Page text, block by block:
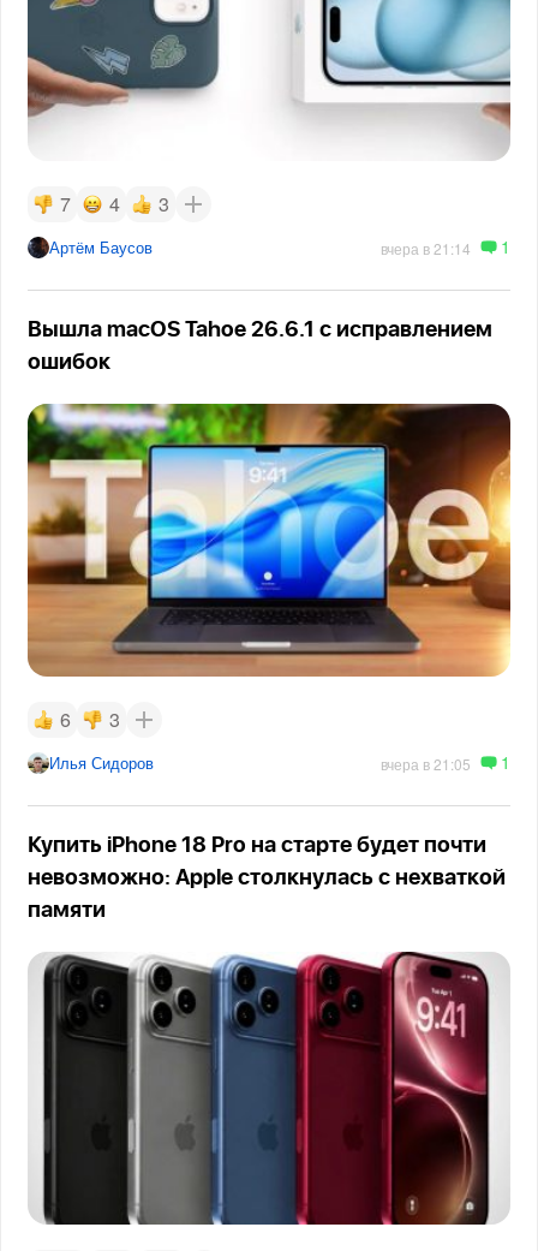
7 4 3
Артём Баусов вчера в 21:14 1
Вышла macOS Tahoe 26.6.1 с исправлением
ошибок
6 3
Илья Сидоров вчера в 21:05 1
Купить iPhone 18 Pro на старте будет почти
невозможно: Apple столкнулась с нехваткой
памяти